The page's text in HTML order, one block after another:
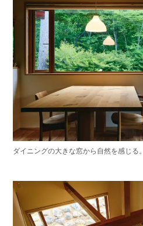
ダイニングの大きな窓から自然を感じる。